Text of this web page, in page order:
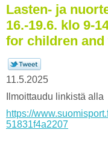
Lasten- ja
16.-19.6. klo 9-
for children and
11.5.2025
Ilmoittaudu linkistä alla
https://
51831f4a2207